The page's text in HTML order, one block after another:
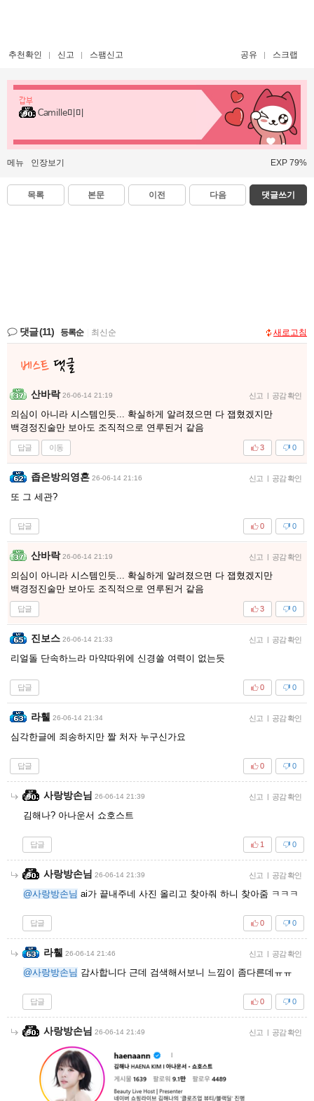
추천확인 신고 스팸신고 공유 스크랩
갑부
Camille미미
메뉴 인장보기 EXP 79%
목록 본문 이전 다음 댓글쓰기
댓글(11) 등록순 최신순 새로고침
산바락 26-06-14 21:19 신고 | 공감 확인
의심이 아니라 시스템인듯... 확실하게 알려졌으면 다 잽혔겠지만
백경정진술만 보아도 조직적으로 연루된거 같음
답글 이동 0
3
좁은방의영혼 26-06-14 21:16 신고 | 공감 확인
또 그 세관?
답글 0
0
산바락 26-06-14 21:19 신고 | 공감 확인
의심이 아니라 시스템인듯... 확실하게 알려졌으면 다 잽혔겠지만
백경정진술만 보아도 조직적으로 연루된거 같음
답글 0
3
진보스 26-06-14 21:33 신고 | 공감 확인
리얼돌 단속하느라 마약따위에 신경쓸 여력이 없는듯
답글 0
0
라휄 26-06-14 21:34 신고 | 공감 확인
심각한글에 죄송하지만 짤 처자 누구신가요
답글 0
0
사랑방손님 26-06-14 21:39 신고 | 공감 확인
김해나? 아나운서 쇼호스트
답글 0
1
사랑방손님 26-06-14 21:39 신고 | 공감 확인
@사랑방손님 ai가 끝내주네 사진 올리고 찾아줘 하니 찾아줌 ㅋㅋㅋ
답글 0
0
라휄 26-06-14 21:46 신고 | 공감 확인
@사랑방손님 감사합니다 근데 검색해서보니 느낌이 좀다른데ㅠㅠ
답글 0
0
사랑방손님 26-06-14 21:49 신고 | 공감 확인